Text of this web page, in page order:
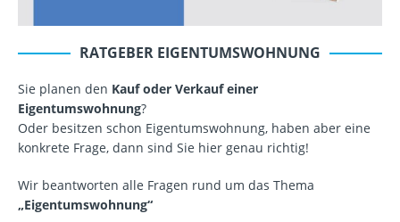
RATGEBER EIGENTUMSWOHNUNG
Sie planen den Kauf oder Verkauf einer
Eigentumswohnung?
Oder besitzen schon Eigentumswohnung, haben aber eine
konkrete Frage, dann sind Sie hier genau richtig!
Wir beantworten alle Fragen rund um das Thema
„Eigentumswohnung“